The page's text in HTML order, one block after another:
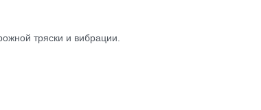
тряски и вибрации.